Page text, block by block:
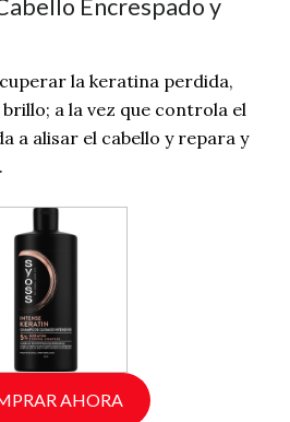
Encrespado y
la keratina perdida,
a la vez que controla el
a alisar el cabello y repara y
AHORA